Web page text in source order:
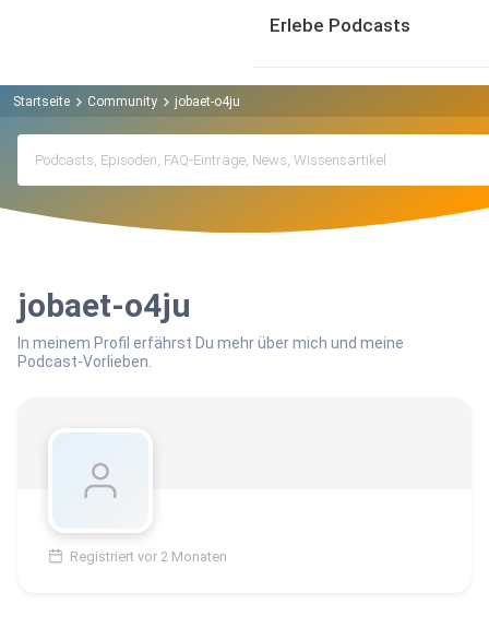
Erlebe Podcasts
Startseite Community jobaet-o4ju
jobaet-o4ju
In meinem Profil erfährst Du mehr über mich und meine
Podcast-Vorlieben.
Registriert vor 2 Monaten